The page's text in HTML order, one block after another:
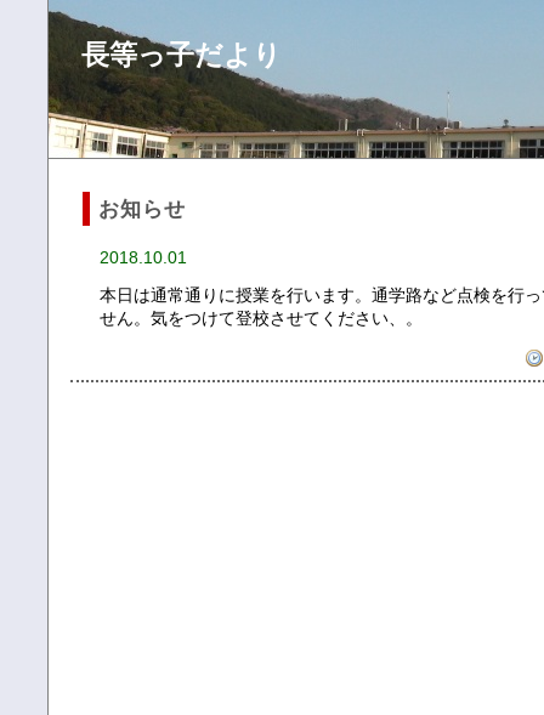
長等っ子だより
お知らせ
2018.10.01
本日は通常通りに授業を行います。通学路など点検を行
せん。気をつけて登校させてください、。